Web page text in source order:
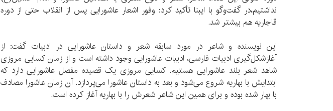
نداشتیم،در گفت‌وگو با ایبنا تأکید کرد: وفور اشعار عاشورایی پس از انقلاب حتی از دوره
قاجاريه هم بیشتر شد.
این نویسنده و شاعر در مورد سابقه شعر و داستان عاشورایی در ادبیات گفت: از
آغازشکل‌گیری ادبیات فارسی، ادبیات عاشورایی وجود داشته است و از زمان کسایی مروزی
شاهد شعر بلند عاشورایی هستیم. کسایی مروزی یک قصیده مفصل عاشورایی دارد که
ابتدایش با بهاریه شروع می‌شود و بعد به داستان عاشورا می‌پردازد. آن زمان عاشورا مصادف
با بهار شده بوده و برای همین این شاعر شعرش را با بهاریه آغاز کرده است.